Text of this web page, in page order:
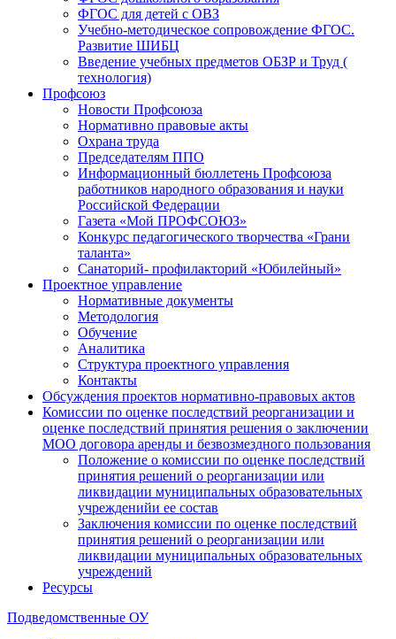
ФГОС для детей с ОВЗ
Учебно-методическое сопровождение ФГОС.
Развитие ШИБЦ
Введение учебных предметов ОБЗР и Труд (
технология)
Профсоюз
Новости Профсоюза
Нормативно правовые акты
Охрана труда
Председателям ППО
Информационный бюллетень Профсоюза
работников народного образования и науки
Российской Федерации
Газета «Мой ПРОФСОЮЗ»
Конкурс педагогического творчества «Грани
таланта»
Санаторий- профилакторий «Юбилейный»
Проектное управление
Нормативные документы
Методология
Обучение
Аналитика
Структура проектного управления
Контакты
Обсуждения проектов нормативно-правовых актов
Комиссии по оценке последствий реорганизации и
оценке последствий принятия решения о заключении
МОО договора аренды и безвозмездного пользования
Положение о комиссии по оценке последствий
принятия решений о реорганизации или
ликвидации муниципальных образовательных
учрежденийи ее состав
Заключения комиссии по оценке последствий
принятия решений о реорганизации или
ликвидации муниципальных образовательных
учреждений
Ресурсы
Подведомственные ОУ